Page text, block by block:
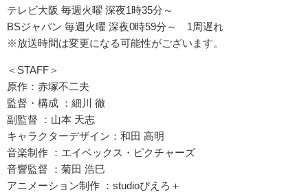
テレビ大阪 毎週火曜 深夜1時35分～
BSジャパン 毎週火曜 深夜0時59分～ 1周遅れ
※放送時間は変更になる可能性がございます。
＜STAFF＞
原作：赤塚不二夫
監督・構成 ：細川 徹
副監督 ：山本 天志
キャラクターデザイン：和田 高明
音楽制作 ：エイベックス・ピクチャーズ
音響監督 ：菊田 浩巳
アニメーション制作 ：studioぴえろ＋